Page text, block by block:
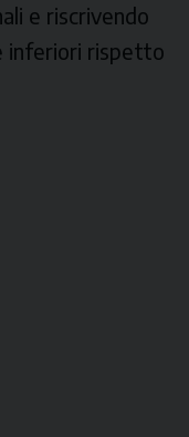
e riscrivendo
inferiori rispetto